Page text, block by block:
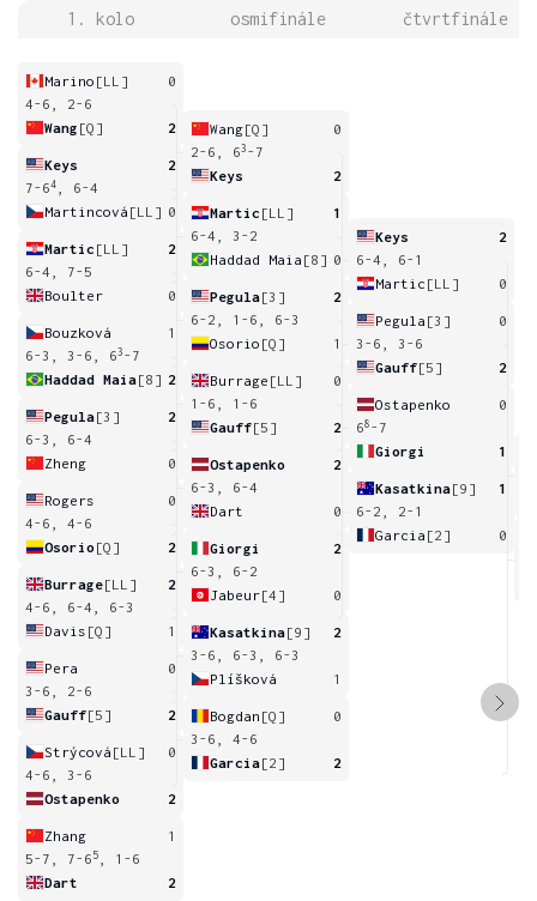
1. kolo osmifinále čtvrtfinále
Marino [LL]
0
4-6, 2-6
Wang [Q] 2
Keys
2
7-64
, 6-4
Martincová [LL] 0
Martic [LL]
2
6-4, 7-5
Boulter
0
Bouzková
1
6-3, 3-6, 63 -7
Haddad Maia[8] 2
Pegula[3]
2
6-3, 6-4
Zheng
0
Rogers
0
4-6, 4-6
Osorio [Q] 2
Burrage[LL]
2
4-6, 6-4, 6-3
Davis [Q] 1
Pera
0
3-6, 2-6
Gauff[5] 2
Strýcová [LL]
0
4-6, 3-6
Ostapenko
2
Zhang
1
5-7, 7-6 5
, 1-6
Dart
2
Wang[Q]
0
2-6, 63 -7
Keys
2
Martic [LL]
1
6-4, 3-2
Haddad Maia [8] 0
Pegula[3]
2
6-2, 1-6, 6-3
Osorio [Q] 1
Burrage [LL]
0
1-6, 1-6
Gauff[5] 2
Ostapenko
2
6-3, 6-4
Dart
0
Giorgi
2
6-3, 6-2
Jabeur[4] 0
Kasatkina[9]
2
3-6, 6-3, 6-3
Plíšková
1
Bogdan [Q]
0
3-6, 4-6
Garcia[2] 2
Keys
2
6-4, 6-1
Martic [LL] 0
Pegula [3]
0
3-6, 3-6
Gauff[5] 2
Ostapenko
0
68 -7
Giorgi
1
Kasatkina[9]
1
6-2, 2-1
Garcia [2] 0